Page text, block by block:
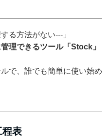
る方法がない---」
理できるツール「Stock」
で、誰でも簡単に使い始め
程表